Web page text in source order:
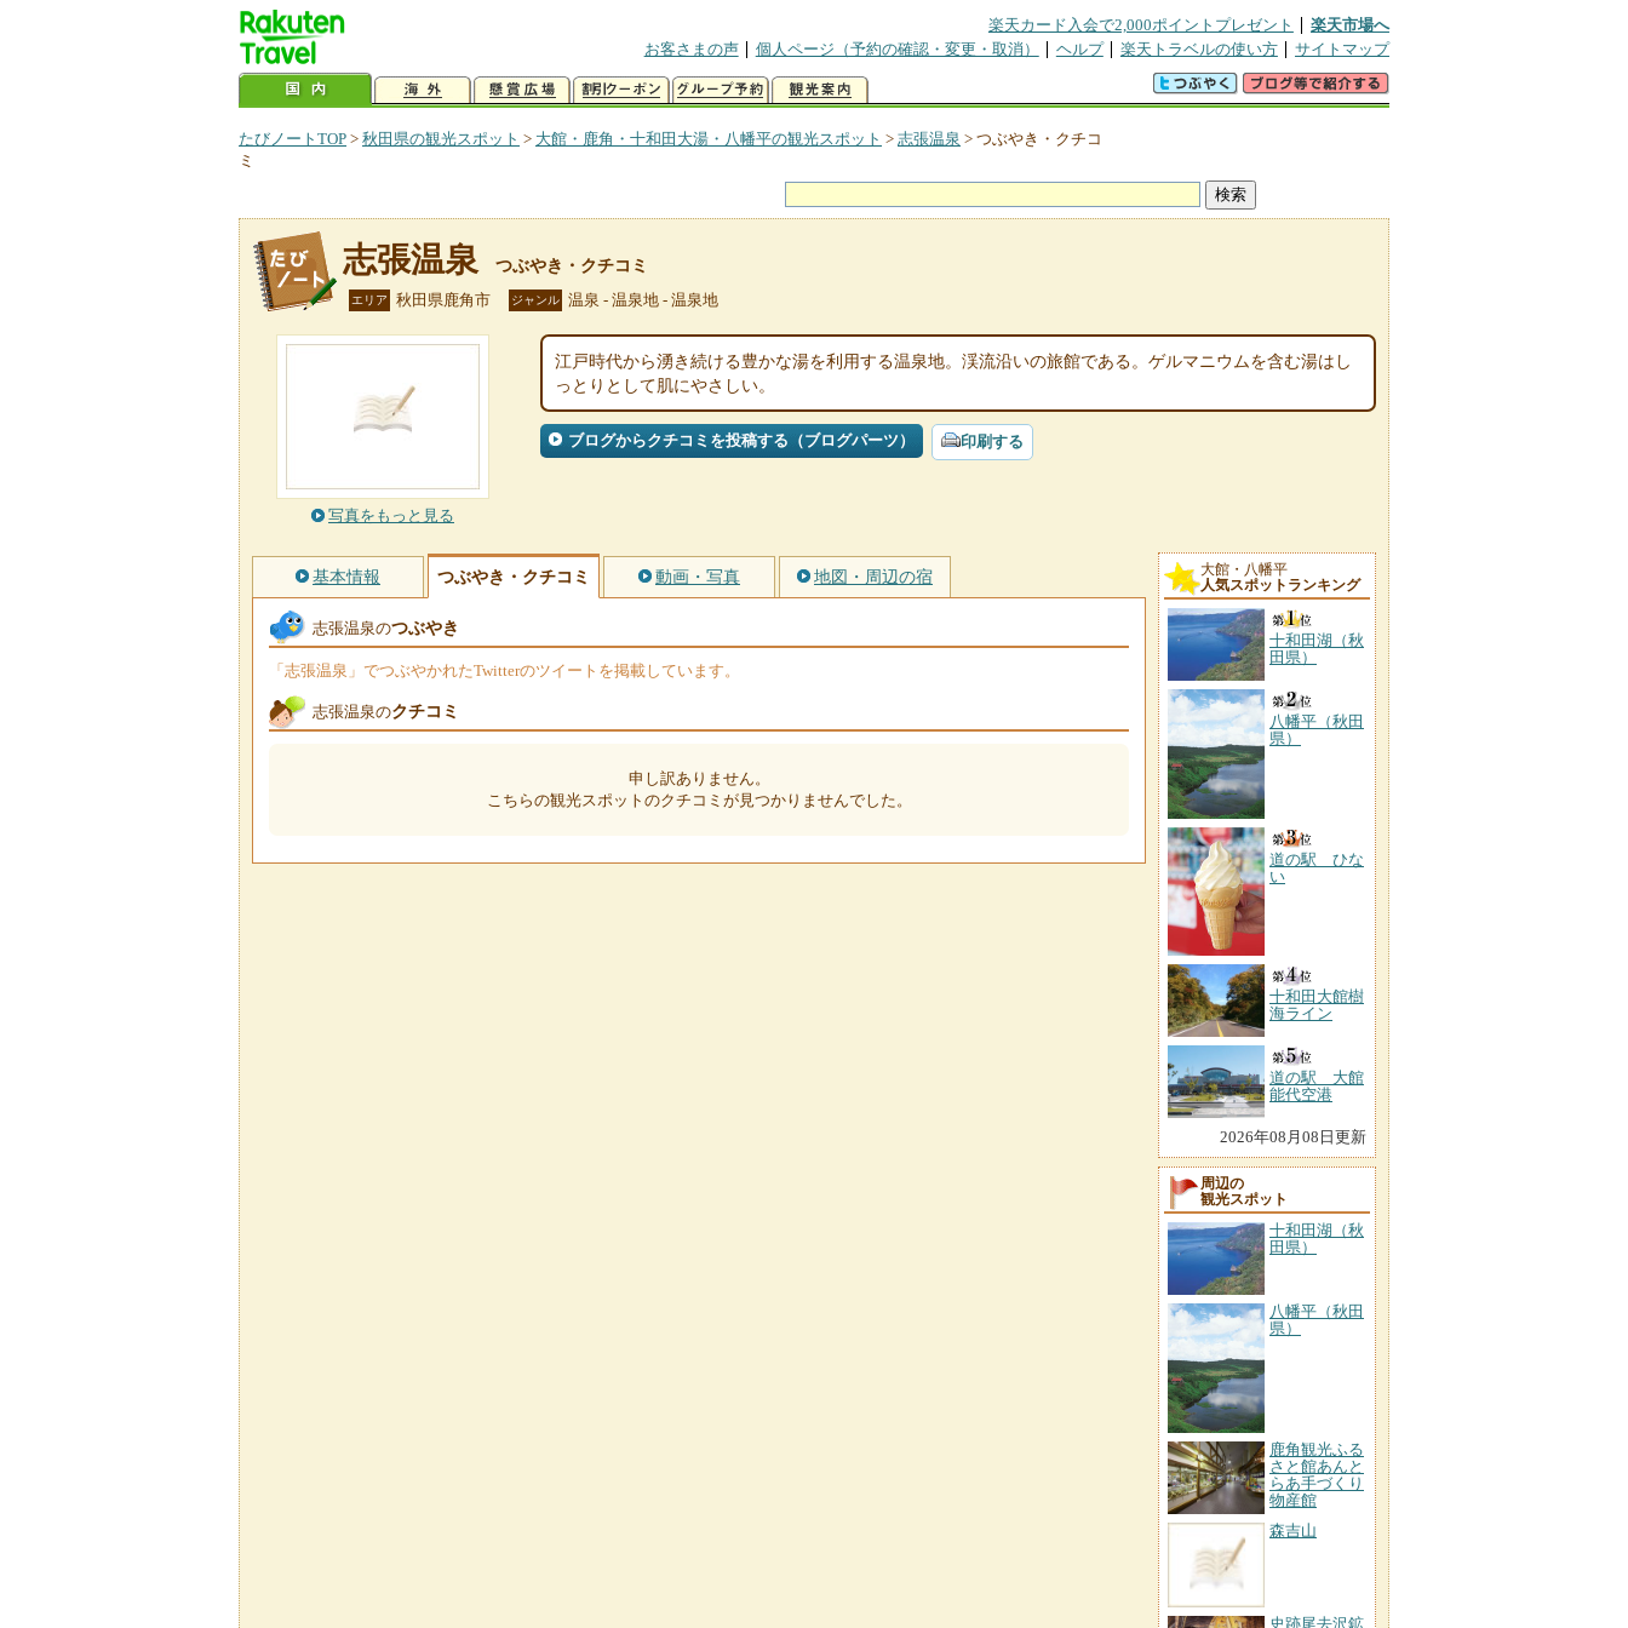
楽天カード入会で2,000ポイントプレゼント
楽天市場へ
お客さまの声
個人ページ（予約の確認・変更・取消） ヘルプ 楽天トラベルの使い方 サイトマップ
たびノートTOP > 秋田県の観光スポット > 大館・鹿角・十和田大湯・八幡平の観光スポット > 志張温泉 > つぶやき・クチコ
ミ
志張温泉 つぶやき・クチコミ
エリア 秋田県鹿角市 ジャンル 温泉 - 温泉地 - 温泉地
写真をもっと見る
江戸時代から湧き続ける豊かな湯を利用する温泉地。渓流沿いの旅館である。ゲルマニウムを含む湯はし
っとりとして肌にやさしい。
ブログからクチコミを投稿する（ブログパーツ） 印刷する
基本情報 つぶやき・クチコミ 動画・写真 地図・周辺の宿
志張温泉のつぶやき
「志張温泉」でつぶやかれたTwitterのツイートを掲載しています。
志張温泉のクチコミ
申し訳ありません。
こちらの観光スポットのクチコミが見つかりませんでした。
大館・八幡平
人気スポットランキング
十和田湖（秋
田県）
八幡平（秋田
県）
道の駅 ひな
い
十和田大館樹
海ライン
道の駅 大館
能代空港
2026年08月08日更新
周辺の
観光スポット
十和田湖（秋
田県）
八幡平（秋田
県）
鹿角観光ふる
さと館あんと
らあ手づくり
物産館
森吉山
史跡尾去沢鉱